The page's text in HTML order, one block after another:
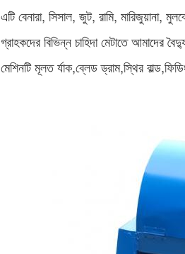
এটি বেনারা, সিসাল, জুট, রামি, মারিজুয়ানা,
গ্রাহকদের বিভিন্ন চাহিদা মেটাতে আমাদের
মেশিনটি মূলত র্যাক,ব্লেড ড্রাম,স্থির